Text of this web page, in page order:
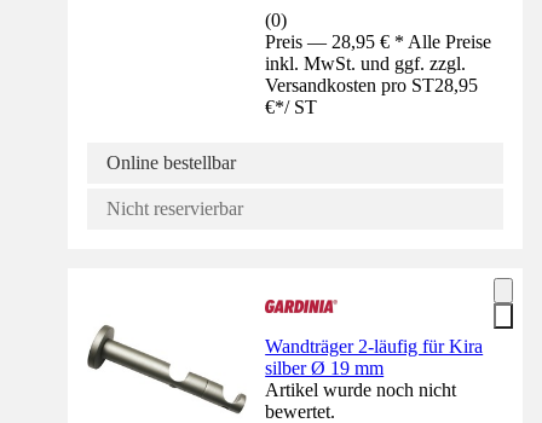
(0)
Preis — 28,95 € * Alle Preise
inkl. MwSt. und ggf. zzgl.
Versandkosten pro ST28,95
€*/ ST
Online bestellbar
Nicht reservierbar
Wandträger 2-läufig für Kira
silber Ø 19 mm
Artikel wurde noch nicht
bewertet.